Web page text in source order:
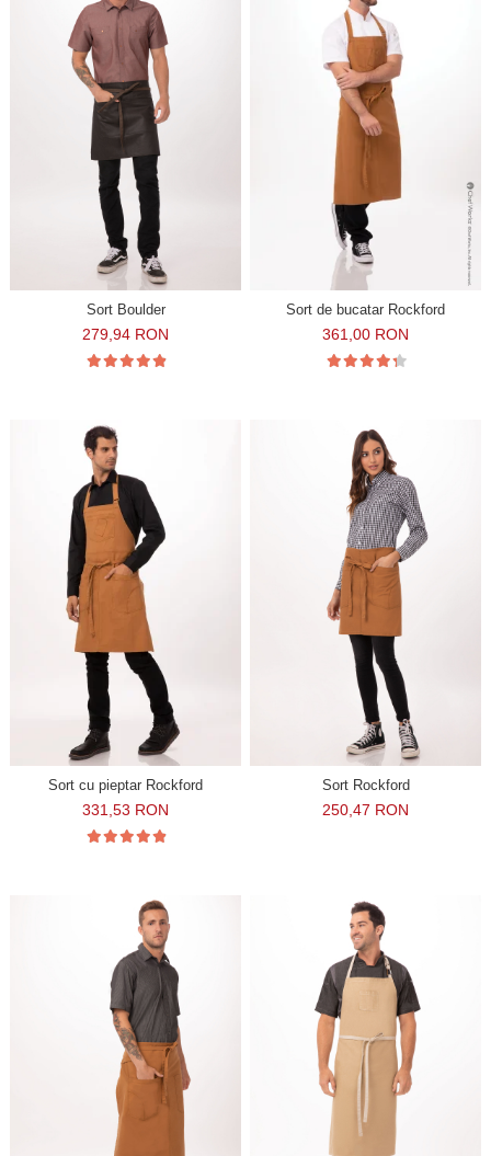
Sort Boulder
279,94 RON
Sort de bucatar Rockford
361,00 RON
Sort cu pieptar Rockford
331,53 RON
Sort Rockford
250,47 RON